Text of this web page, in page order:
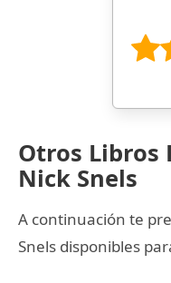
Otros Libros
Nick Snels
A continuación te
Snels disponibles